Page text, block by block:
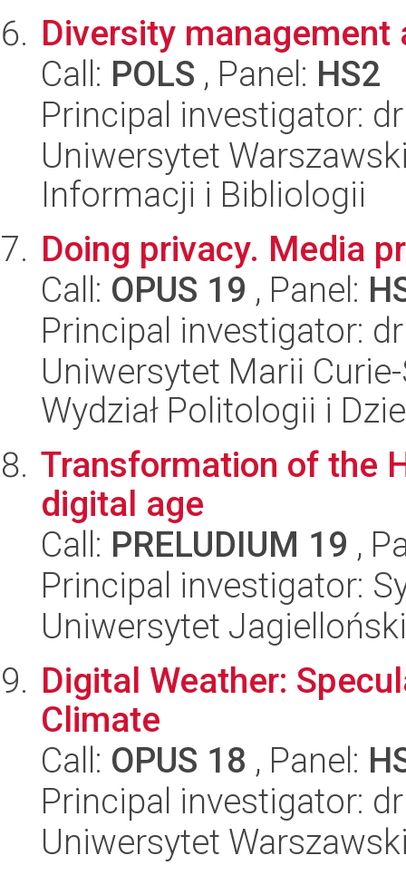
Diversity
Call: POLS , Panel: HS2
Principal investigator:
Uniwersytet
Informacji i Bibliologii
Doing privacy. Media
Call: OPUS 19 , Panel:
Principal investigator:
Uniwersytet Marii
Wydział Politologii i
Transformation of the
digital age
Call: PRELUDIUM 19 ,
Principal investigator:
Uniwersytet
Digital Weather:
Climate
Call: OPUS 18 , Panel:
Principal investigator:
Uniwersytet